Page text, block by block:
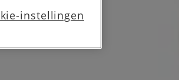
instellingen